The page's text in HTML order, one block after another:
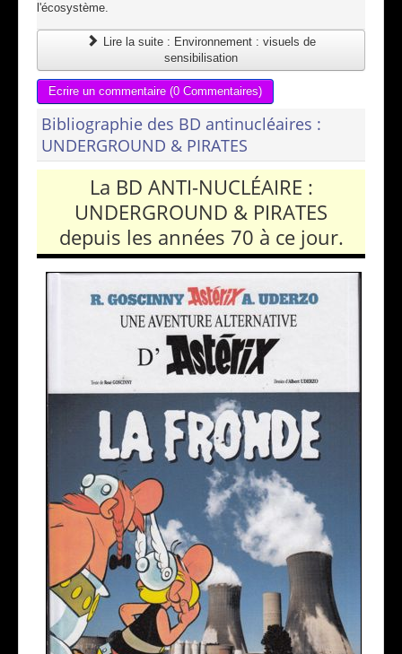
l'écosystème.
Lire la suite : Environnement : visuels de
sensibilisation
Ecrire un commentaire (0 Commentaires)
Bibliographie des BD antinucléaires :
UNDERGROUND & PIRATES
La BD ANTI-NUCLÉAIRE :
UNDERGROUND & PIRATES
depuis les années 70 à ce jour.